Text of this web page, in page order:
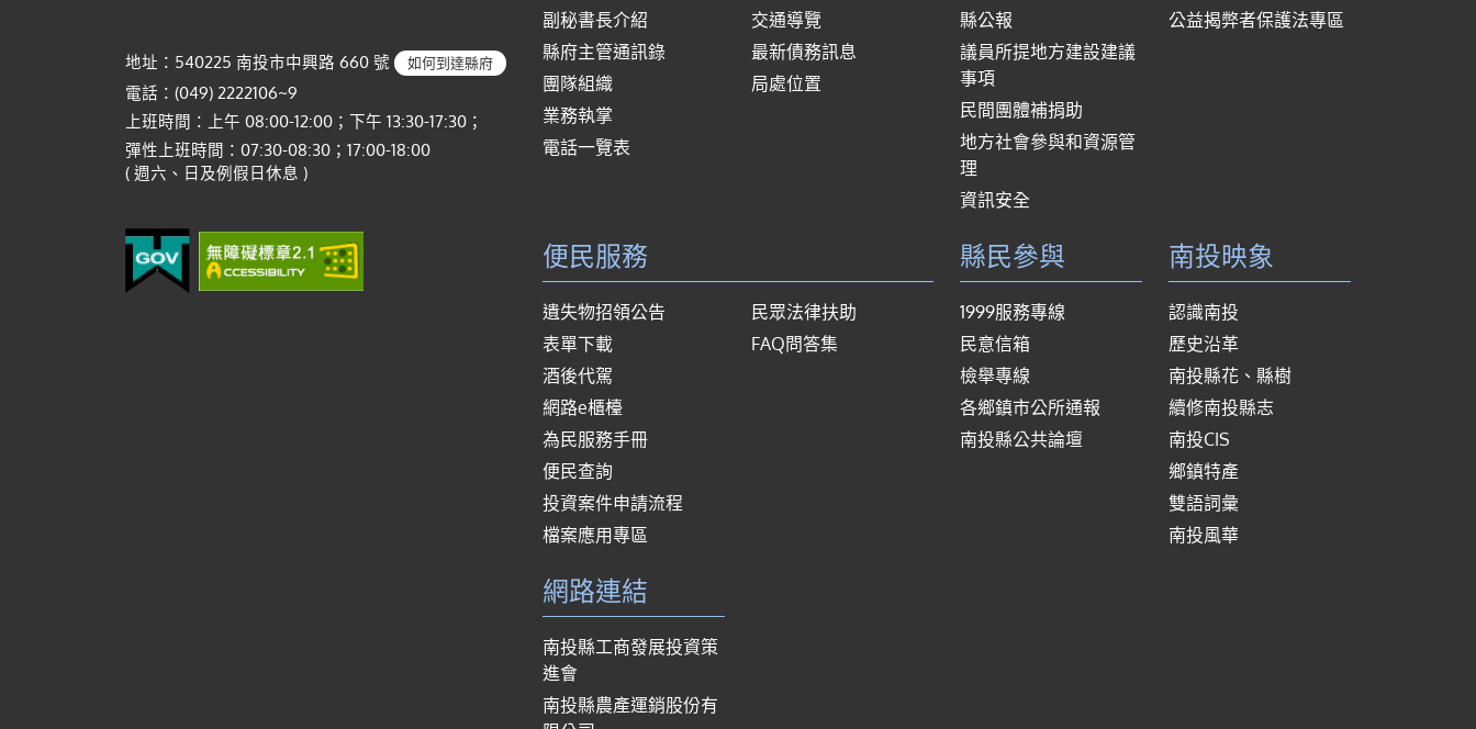
地址：540225 南投市中興路 660 號 如何到達縣府
電話：(049) 2222106~9
上班時間：上午 08:00-12:00；下午 13:30-17:30；
彈性上班時間：07:30-08:30；17:00-18:00
( 週六、日及例假日休息 )
副秘書長介紹
縣府主管通訊錄
團隊組織
業務執掌
電話一覽表
交通導覽
最新債務訊息
局處位置
縣公報
議員所提地方建設建議
事項
民間團體補捐助
地方社會參與和資源管
理
資訊安全
公益揭弊者保護法專區
便民服務
遺失物招領公告
表單下載
酒後代駕
網路e櫃檯
為民服務手冊
便民查詢
投資案件申請流程
檔案應用專區
民眾法律扶助
FAQ問答集
縣民參與
1999服務專線
民意信箱
檢舉專線
各鄉鎮市公所通報
南投縣公共論壇
南投映象
認識南投
歷史沿革
南投縣花、縣樹
續修南投縣志
南投CIS
鄉鎮特產
雙語詞彙
南投風華
網路連結
南投縣工商發展投資策
進會
南投縣農產運銷股份有